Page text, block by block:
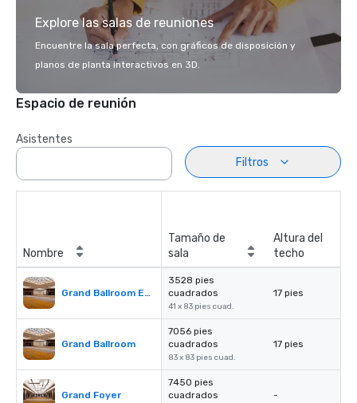
Explore las salas de reuniones
Encuentre la sala perfecta, con gráficos de disposición y
planos de planta interactivos en 3D.
Espacio de reunión
Asistentes
Filtros
Nombre
Tamaño de
sala
Altura del
techo
Grand Ballroom East or West
3528 pies
cuadrados
41 x 83 pies cuad.
17 pies
Grand Ballroom
7056 pies
cuadrados
83 x 83 pies cuad.
17 pies
Grand Foyer
7450 pies
cuadrados
-